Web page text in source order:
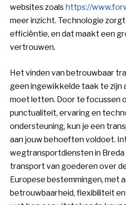
websites zoals https://
meer inzicht. Technologie
efficiëntie, en dat maakt een
vertrouwen.
Het vinden van betrouwbaar
geen ingewikkelde taak te zijn
moet letten. Door te focussen
punctualiteit, ervaring en
ondersteuning, kun je een
aan jouw behoeften voldoet.
wegtransportdiensten in
transport van goederen over
Europese bestemmingen, met
betrouwbaarheid, flexibiliteit